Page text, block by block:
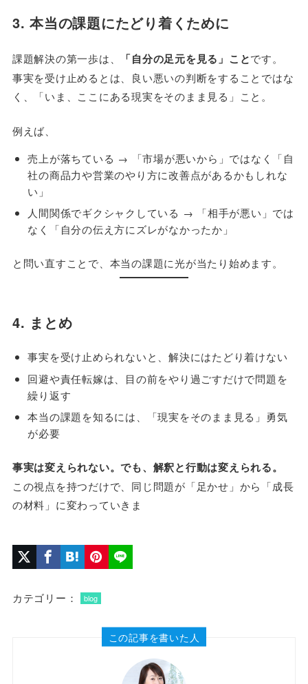
3. 本当の課題にたどり着くために
課題解決の第一歩は、 「自分の足元を見る」ことです。
事実を受け止めるとは、良い悪いの判断をすることではな
く、「いま、ここにある現実をそのまま見る」こと。
例えば、
売上が落ちている → 「市場が悪いから」ではなく「自
社の商品力や営業のやり方に改善点があるかもしれな
い」
人間関係でギクシャクしている → 「相手が悪い」では
なく「自分の伝え方にズレがなかったか」
と問い直すことで、本当の課題に光が当たり始めます。
4. まとめ
事実を受け止められないと、解決にはたどり着けない
回避や責任転嫁は、目の前をやり過ごすだけで問題を
繰り返す
本当の課題を知るには、「現実をそのまま見る」勇気
が必要
事実は変えられない。でも、解釈と行動は変えられる。
この視点を持つだけで、同じ問題が「足かせ」から「成長
の材料」に変わっていきま
カテゴリー： blog
この記事を書いた人